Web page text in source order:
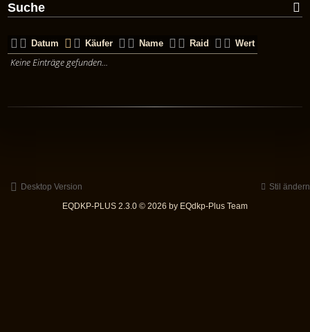
Suche
Datum Käufer Name Raid Wert
Keine Einträge gefunden...
Desktop Version
Stil ändern
EQDKP-PLUS 2.3.0 © 2026 by EQdkp-Plus Team